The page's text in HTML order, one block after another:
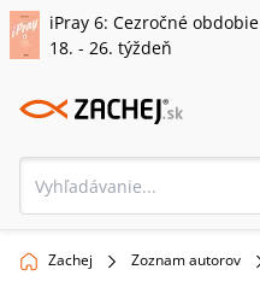
iPray 6: Cezročné obdobie
18. - 26. týždeň
Zachej Zoznam autorov